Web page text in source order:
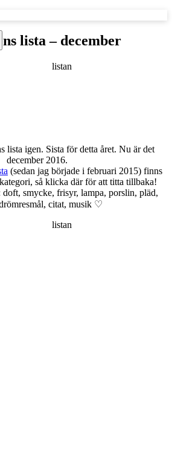
lista – december
lista igen. Sista för detta året. Nu är det
december 2016.
(sedan jag började i februari 2015) finns
så klicka där för att titta tillbaka!
smycke, frisyr, lampa, porslin, pläd,
citat, musik ♡